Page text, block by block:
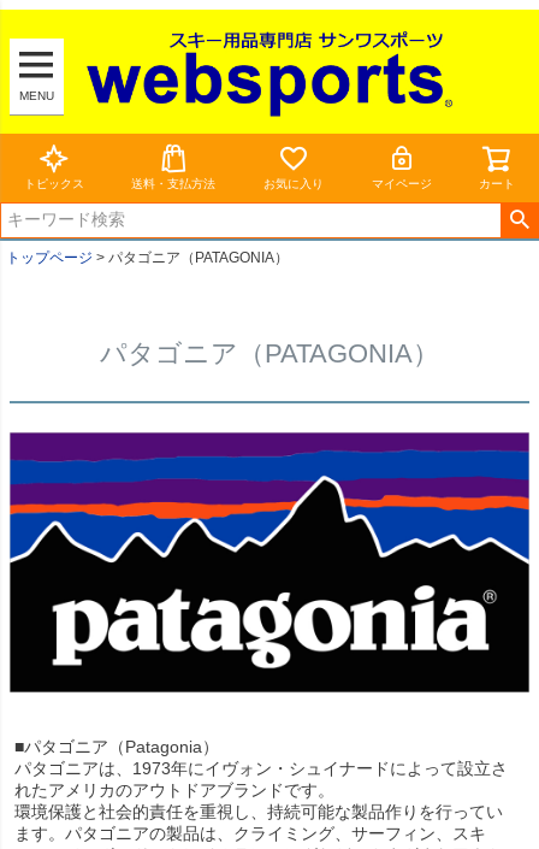
MENU
トピックス 送料・支払方法 お気に入り マイページ カート
トップページ パタゴニア（PATAGONIA）
パタゴニア（PATAGONIA）
■パタゴニア（Patagonia）
パタゴニアは、1973年にイヴォン・シュイナードによって設立さ
れたアメリカのアウトドアブランドです。
環境保護と社会的責任を重視し、持続可能な製品作りを行ってい
ます。パタゴニアの製品は、クライミング、サーフィン、スキ